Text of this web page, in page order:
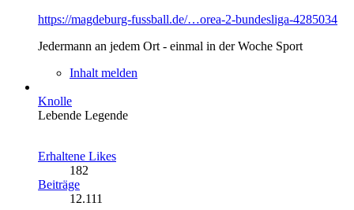
https://magdeburg-fussball.de/…orea-2-bundesliga-4285034
Jedermann an jedem Ort - einmal in der Woche Sport
Inhalt melden
Knolle
Lebende Legende
Erhaltene Likes
182
Beiträge
12.111